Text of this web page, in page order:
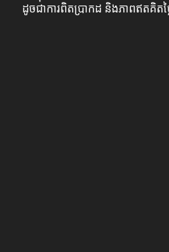
ដូចជាការពិតប្រាកដ និងភាពឥតគិតថ្